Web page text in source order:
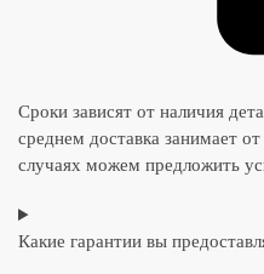
Сроки зависят от наличия
среднем доставка занимает
случаях можем предложить
Какие гарантии вы